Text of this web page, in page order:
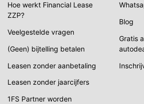
Hoe werkt Financial Lease
ZZP?
Veelgestelde vragen
(Geen) bijtelling betalen
Leasen zonder aanbetaling
Leasen zonder jaarcijfers
1FS Partner worden
Blog
Gratis